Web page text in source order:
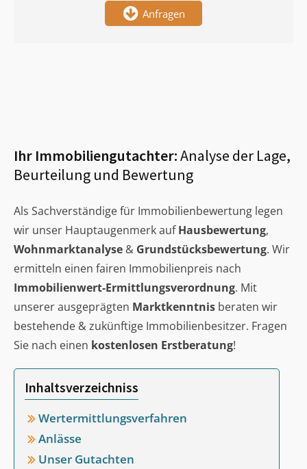
Anfragen
Ihr Immobiliengutachter:Analyse der Lage,
Beurteilung und Bewertung
Als Sachverständige für Immobilienbewertung legen
wir unser Hauptaugenmerk aufHausbewertung,
Wohnmarktanalyse & Grundstücksbewertung. Wir
ermitteln einen fairen Immobilienpreis nach
Immobilienwert-Ermittlungsverordnung. Mit
unserer ausgeprägten Marktkenntnis beraten wir
bestehende & zukünftige Immobilienbesitzer. Fragen
Sie nach einen kostenlosen Erstberatung!
Inhaltsverzeichniss
Wertermittlungsverfahren
Anlässe
Unser Gutachten